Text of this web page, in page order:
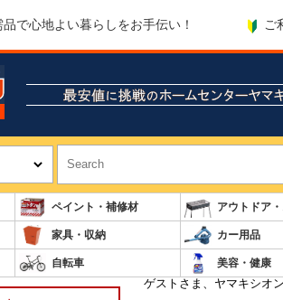
で心地よい暮らしをお手伝い！ ご
ペイント・補修材 アウトドア
家具・収納 カー用品
自転車 美容・健康
ゲストさま、ヤマキシオ